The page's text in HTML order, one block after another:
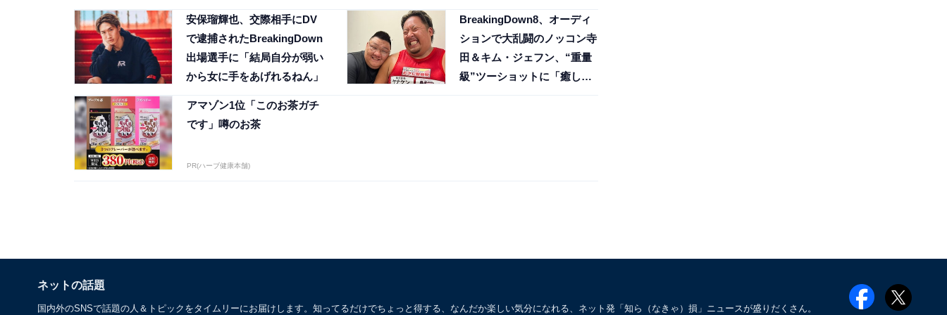
安保瑠輝也、交際相手にDV
で逮捕されたBreakingDown
出場選手に「結局自分が弱い
から女に手をあげれるねん」
BreakingDown8、オーディ
ションで大乱闘のノッコン寺
田＆キム・ジェフン、“重量
級”ツーショットに「癒しの
アマゾン1位「このお茶ガチ
です」噂のお茶
PR(ハーブ健康本舗)
ネットの話題
国内外のSNSで話題の人＆トピックをタイムリーにお届けします。知ってるだけでちょっと得する、なんだか楽しい気分になれる、ネット発「知ら（なきゃ）損」ニュースが盛りだくさん。